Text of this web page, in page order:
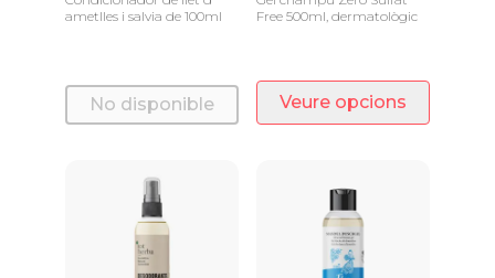
ametlles i salvia de 100ml
No disponible
Free 500ml, dermatològic
Veure opcions